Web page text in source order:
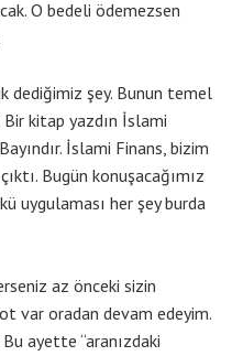
O bedeli ödemezsen
dediğimiz şey. Bunun temel
Bir kitap yazdın İslami
İslami Finans, bizim
Bugün konuşacağımız
uygulaması her şey burda
az önceki sizin
var oradan devam edeyim.
ayette “aranızdaki